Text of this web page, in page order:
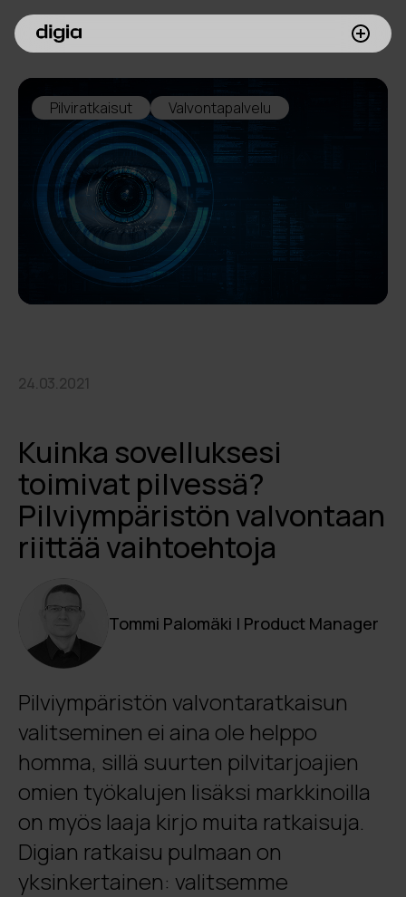
Palvelumme
Asiakkaamme
Inspiroidu
Digia yrityksenä
Sijoittajille
Meille töihin
Pilviratkaisut Valvontapalvelu
24.03.2021
Kuinka sovelluksesi
toimivat pilvessä?
Pilviympäristön valvontaan
riittää vaihtoehtoja
Tommi Palomäki | Product Manager
Pilviympäristön valvontaratkaisun
valitseminen ei aina ole helppo
homma, sillä suurten pilvitarjoajien
omien työkalujen lisäksi markkinoilla
on myös laaja kirjo muita ratkaisuja.
Digian ratkaisu pulmaan on
yksinkertainen: valitsemme